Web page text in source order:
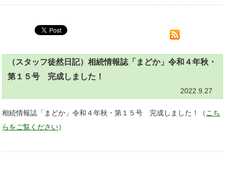
（スタッフ徒然日記）相続情報誌「まどか」令和４年秋・
第１５号 完成しました！
2022.9.27
相続情報誌「まどか」令和４年秋・第１５号 完成しました！（ こち
らをご覧ください）